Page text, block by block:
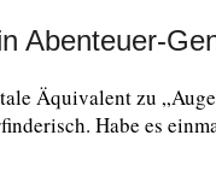
Abenteuer-
Äquivalent zu
Habe es